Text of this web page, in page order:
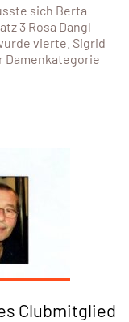
sich Berta
3 Rosa Dangl
vierte. Sigrid
Damenkategorie
Clubmitglied